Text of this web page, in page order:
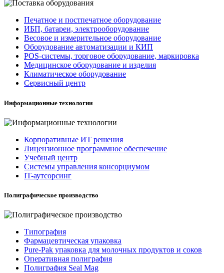
Печатное и постпечатное оборудование
ИБП, батареи, электрооборудование
Весовое и измерительное оборудование
Оборудование автоматизации и КИП
POS-системы, торговое оборудование, маркировка
Медицинское оборудование и изделия
Климатическое оборудование
Сервисный центр
Информационные технологии
Корпоративные ИТ решения
Лицензионное программное обеспечение
Учебный центр
Системы управления консорциумом
IT-аутсорсинг
Полиграфическое производство
Типография
Фармацевтическая упаковка
Pure-Pak упаковка для молочных продуктов и соков
Оперативная полиграфия
Полиграфия Seal Mag